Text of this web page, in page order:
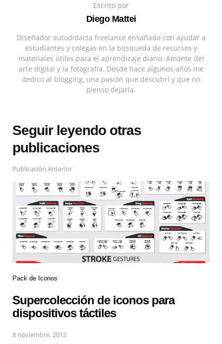
Escrito por
Diego Mattei
Diseñador autodidacta freelance ensañado con ayudar a
estudiantes y colegas en la búsqueda de recursos y
materiales útiles para el aprendizaje diario. Amante del
arte digital y la fotografía. Desde hace algunos años me
dedico al blogging, una pasión que descubrí y que no
pienso dejarla.
Seguir leyendo otras
publicaciones
Publicación Anterior
Pack de Iconos
Supercolección de iconos para
dispositivos táctiles
8 noviembre, 2012